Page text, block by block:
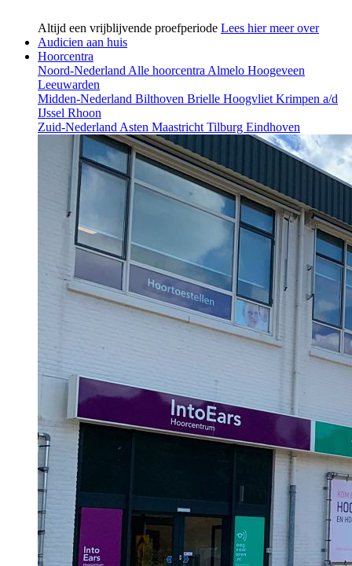
Altijd een vrijblijvende proefperiode Lees hier meer over
Audicien aan huis
Hoorcentra
Noord-Nederland Alle hoorcentra Almelo Hoogeveen
Leeuwarden
Midden-Nederland Bilthoven Brielle Hoogvliet Krimpen a/d
IJssel Rhoon
Zuid-Nederland Asten Maastricht Tilburg Eindhoven